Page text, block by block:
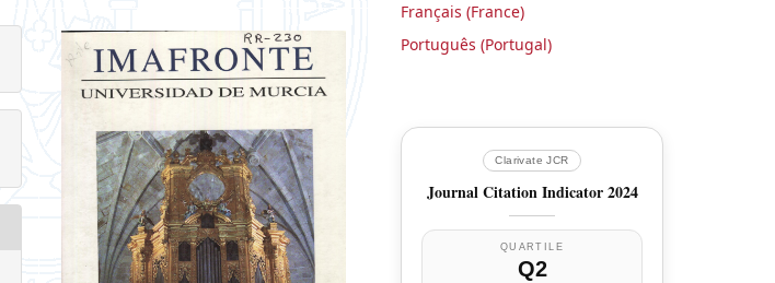
Français (France)
Português (Portugal)
Clarivate JCR
Journal Citation Indicator 2024
QUARTILE
Q2